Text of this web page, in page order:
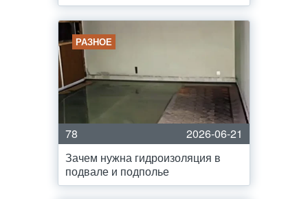
РАЗНОЕ
78
2026-06-21
Зачем нужна гидроизоляция в
подвале и подполье